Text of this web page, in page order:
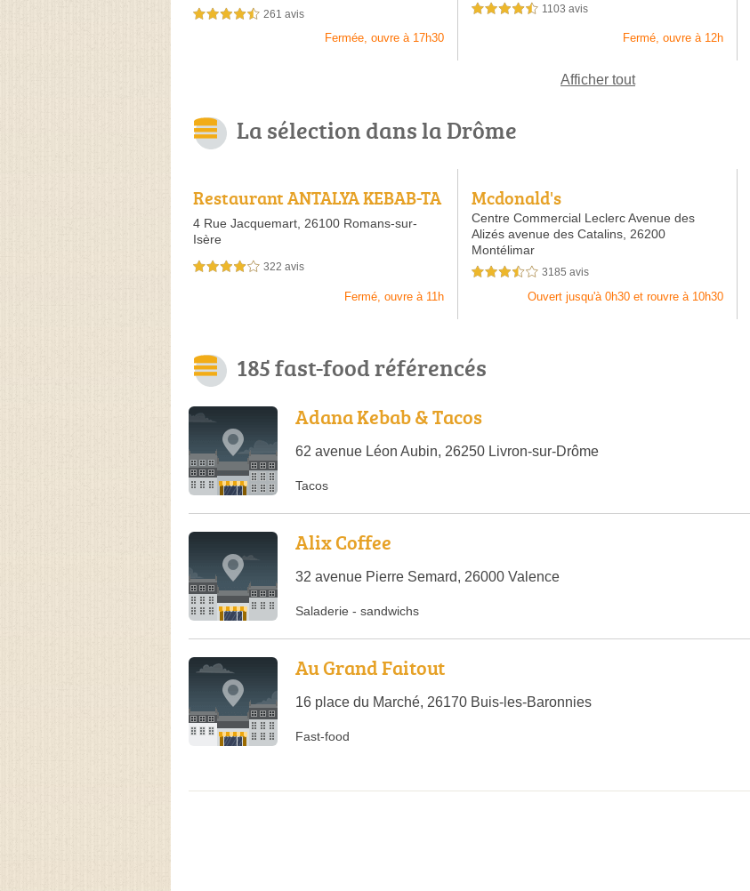
4,5 étoiles sur 5 261 avis
Fermée, ouvre à 17h30
4,5 étoiles sur 5 1103 avis
Fermé, ouvre à 12h
Afficher tout
La sélection dans la Drôme
Restaurant ANTALYA KEBAB-TA
COS-BURGER
4 Rue Jacquemart, 26100 Romans-sur-
Isère
4,0 étoiles sur 5 322 avis
Fermé, ouvre à 11h
Mcdonald's
Centre Commercial Leclerc Avenue des
Alizés avenue des Catalins,26200
Montélimar
3,5 étoiles sur 5 3185 avis
Ouvert jusqu'à 0h30 et rouvre à 10h30
185 fast-food référencés
Adana Kebab & Tacos
62 avenue Léon Aubin, 26250 Livron-sur-Drôme
Tacos
Alix Coffee
32 avenue Pierre Semard, 26000 Valence
Saladerie - sandwichs
Au Grand Faitout
16 place du Marché, 26170 Buis-les-Baronnies
Fast-food